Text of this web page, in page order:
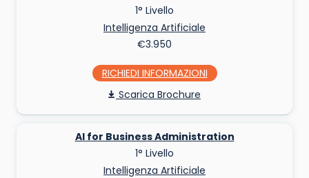
1° Livello
Intelligenza Artificiale
€3.950
RICHIEDI INFO
Scarica Brochure
AI for Business Administration
1° Livello
Intelligenza Artificiale